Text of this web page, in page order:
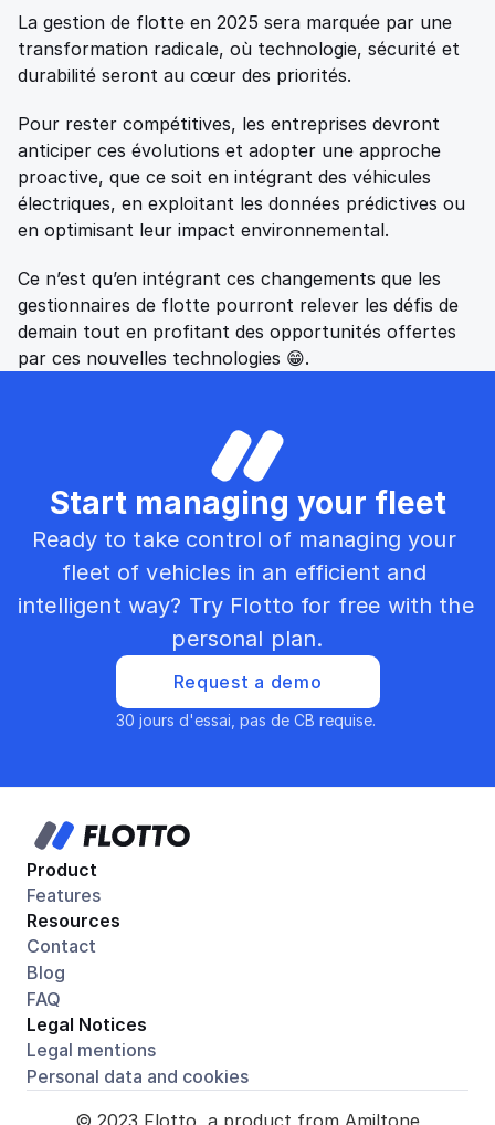
La gestion de flotte en 2025 sera marquée par une
transformation radicale, où technologie, sécurité et
durabilité seront au cœur des priorités.
Pour rester compétitives, les entreprises devront
anticiper ces évolutions et adopter une approche
proactive, que ce soit en intégrant des véhicules
électriques, en exploitant les données prédictives ou
en optimisant leur impact environnemental.
Ce n’est qu’en intégrant ces changements que les
gestionnaires de flotte pourront relever les défis de
demain tout en profitant des opportunités offertes
par ces nouvelles technologies 😁.
Start managing your fleet
Ready to take control of managing your
fleet of vehicles in an efficient and
intelligent way? Try Flotto for free with the
personal plan.
Request a demo
30 jours d'essai, pas de CB requise.
Product
Features
Resources
Contact
Blog
FAQ
Legal Notices
Legal mentions
Personal data and cookies
© 2023 Flotto, a product from Amiltone